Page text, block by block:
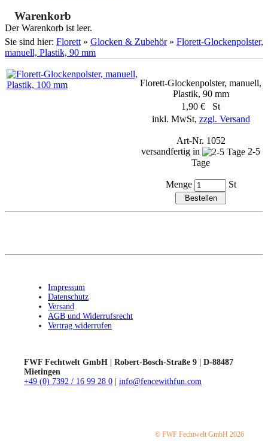
Warenkorb
Der Warenkorb ist leer.
Sie sind hier: Florett » Glocken & Zubehör» Florett-Glockenpolster,
manuell, Plastik, 90 mm
Florett-Glockenpolster, manuell,
Plastik, 90 mm
1,90 € St
inkl. MwSt, zzgl. Versand
Art-Nr. 1052
versandfertig in
2-5
Tage
Menge St
Impressum
Datenschutz
Versand
AGB und Widerrufsrecht
Vertrag widerrufen
FWF Fechtwelt GmbH | Robert-Bosch-Straße 9 | D-88487
Mietingen
+49 (0) 7392 / 16 99 28 0
info@fencewithfun.com
© FWF Fechtwelt GmbH 2026